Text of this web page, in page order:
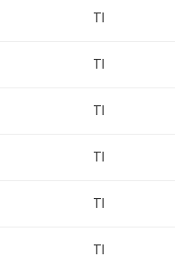
TI
TI
TI
TI
TI
TI